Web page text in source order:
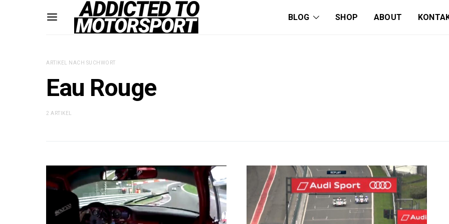
BLOG SHOP ABOUT
ARTIKEL NACH SUCHWORT
Eau Rouge
2 ARTIKEL